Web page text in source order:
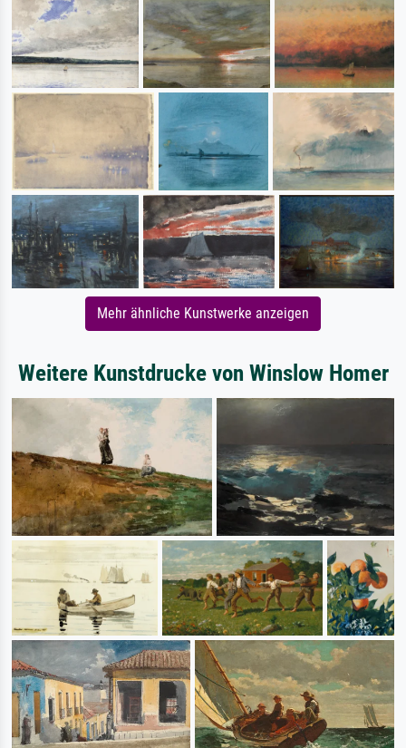
Mehr ähnliche Kunstwerke anzeigen
Weitere Kunstdrucke von Winslow Homer